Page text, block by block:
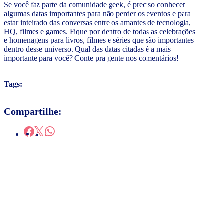
Se você faz parte da comunidade geek, é preciso conhecer
algumas datas importantes para não perder os eventos e para
estar inteirado das conversas entre os amantes de tecnologia,
HQ, filmes e games. Fique por dentro de todas as celebrações
e homenagens para livros, filmes e séries que são importantes
dentro desse universo. Qual das datas citadas é a mais
importante para você? Conte pra gente nos comentários!
Tags:
Compartilhe: